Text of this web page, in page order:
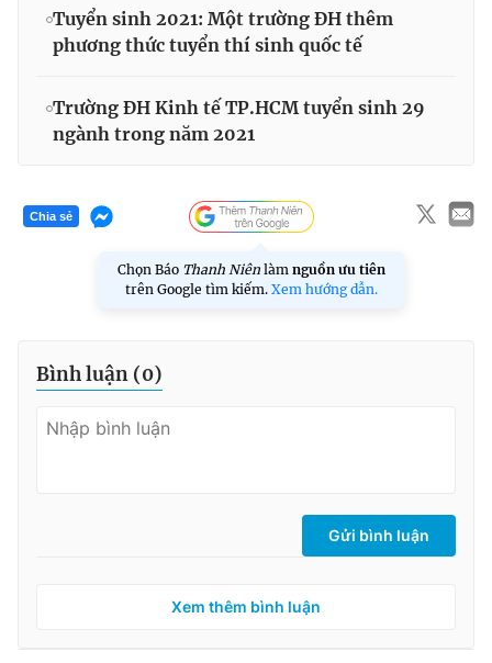
Tuyển sinh 2021: Một trường ĐH thêm
phương thức tuyển thí sinh quốc tế
Trường ĐH Kinh tế TP.HCM tuyển sinh 29
ngành trong năm 2021
Chia sẻ
Chọn Báo Thanh Niên làm nguồn ưu tiên
trên Google tìm kiếm. Xem hướng dẫn.
Bình luận (0)
Gửi bình luận
Xem thêm bình luận